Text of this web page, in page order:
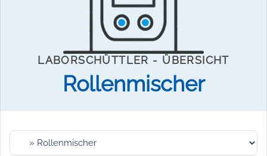
LABORSCHÜTTLER - ÜBERSICHT
Rollenmischer